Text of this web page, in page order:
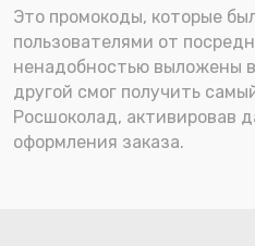
Это промокоды, которые
пользователями от
ненадобностью выложены
другой смог получить
Росшоколад, активировав
оформления заказа.